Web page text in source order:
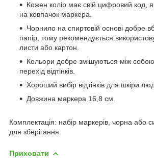
Кожен колір має свій цифровий код,
на ковпачок маркера.
Чорнило на спиртовій основі добре
папір, тому рекомендується
листи або картон.
Кольори добре змішуються між
перехід відтінків.
Хороший вибір відтінків для шкіри
Довжина маркера 16,8 см.
Комплектація: набір маркерів, чорна або
для зберігання.
Приховати